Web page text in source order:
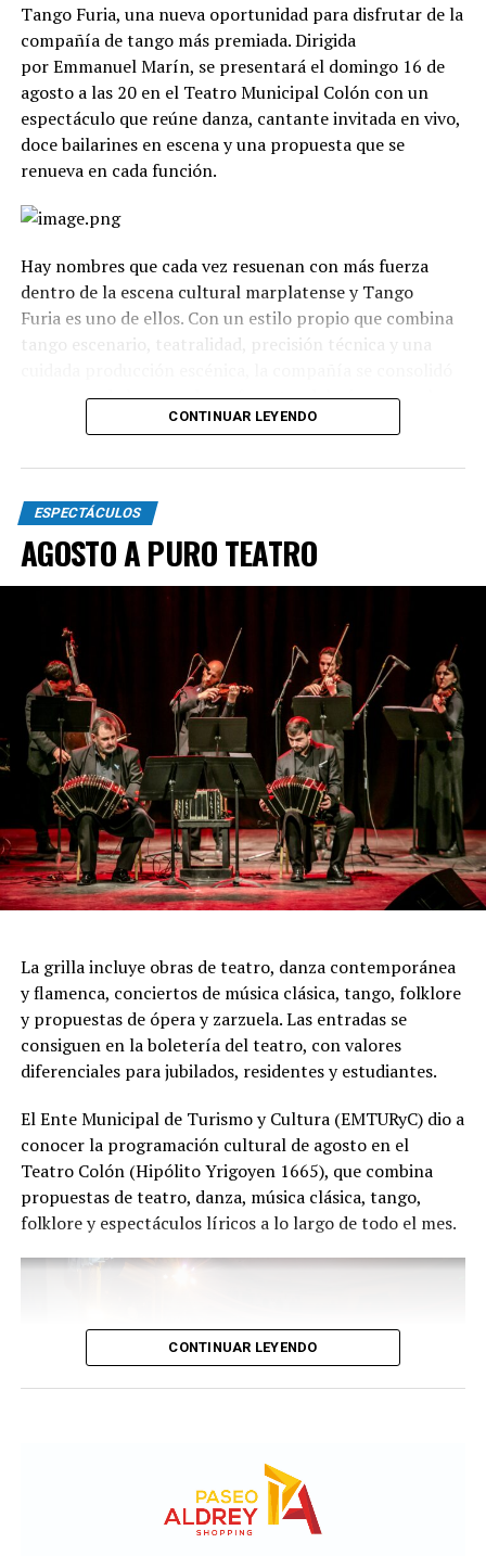
Tango Furia, una nueva oportunidad para disfrutar de la
compañía de tango más premiada. Dirigida
por Emmanuel Marín, se presentará el domingo 16 de
agosto a las 20 en el Teatro Municipal Colón con un
espectáculo que reúne danza, cantante invitada en vivo,
doce bailarines en escena y una propuesta que se
renueva en cada función.
Hay nombres que cada vez resuenan con más fuerza
dentro de la escena cultural marplatense y Tango
Furia es uno de ellos. Con un estilo propio que combina
tango escenario, teatralidad, precisión técnica y una
como uno de los grandes referentes del género en el
La propuesta recorre diferentes universos, desde los
clásicos hasta versiones contemporáneas y electrónicas.
A través de cuadros grupales, dúos y escenas teatrales,
el espectáculo transita distintas emociones: el amor, la
pasión, los encuentros, las despedidas y toda la
Incluye más de diez cambios de vestuario, un cuidado
diseño lumínico y escenas donde las diagonales, las
acrobacias, los firuletes y las coreografías
perfectamente sincronizadas convierten cada cuadro en
una demostración de virtuosismo, sensibilidad y trabajo
colectivo.
"Queremos que quienes todavía no conocen Tango
Furia descubran por qué el tango puede emocionar a
todas las generaciones. Y que quienes ya vivieron una de
nuestras funciones tengan ganas de volver, porque cada
función hay meses de ensayo y un enorme trabajo en
equipo para emocionar y sorprender al
público", expresa Emmanuel Marín.
distinguida con los Premios Estrella de Mar 2024 y
2026 como Mejor Espectáculo de Danza y con el Premio
Faro de Oro 2024. Además, Emmanuel Marín y Lola
Gutiérrez Rey obtuvieron el subcampeonato en el
Mundial de Tango de Buenos Aires.
realizar una gira por Europa. Además, recibió
la Declaración de Interés Cultural como Embajadores
Turísticos, otorgada por el EMTURyC, y la
La función del domingo 16 de agosto será una nueva
CONTINUAR LEYENDO
ESPECTÁCULOS
AGOSTO A PURO TEATRO
La grilla incluye obras de teatro, danza contemporánea
y flamenca, conciertos de música clásica, tango, folklore
y propuestas de ópera y zarzuela. Las entradas se
consiguen en la boletería del teatro, con valores
diferenciales para jubilados, residentes y estudiantes.
El Ente Municipal de Turismo y Cultura (EMTURyC) dio a
conocer la programación cultural de agosto en el
Teatro Colón (Hipólito Yrigoyen 1665), que combina
propuestas de teatro, danza, música clásica, tango,
folklore y espectáculos líricos a lo largo de todo el mes.
CONTINUAR LEYENDO